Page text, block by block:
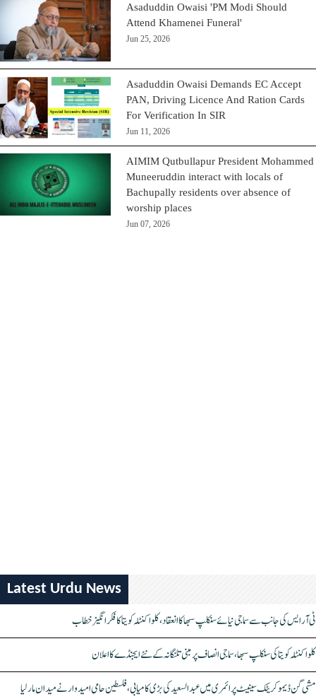
Asaduddin Owaisi 'PM Modi Should
Attend Khamenei Funeral'
Jun 25, 2026
Asaduddin Owaisi Demands EC Accept
PAN, Driving Licence And Ration Cards
For Verification In SIR
Jun 11, 2026
AIMIM Qutbullapur President Mohammed
Muneeruddin interact with locals of
Bachupally residents over absence of
worship places
Jun 07, 2026
Latest Urdu News
ٹی آر ایس کی جانب سے سماجی نیائے سنکلپ سبھا کا انعقاد، کلواکنٹلہ کویتا کا فکر انگیز خطاب
کلواکنٹلہ کویتا کی سنکلپ سبھا، سماجی انصاف پر مبنی تلنگانہ کے نئے ایجنڈے کا اعلان
مشی گن ڈیموکریٹک سینیٹ پرائمری میں عبدالسعید کی بڑی کامیابی، فلسطین حامی امیدوار نے میدان مار لیا